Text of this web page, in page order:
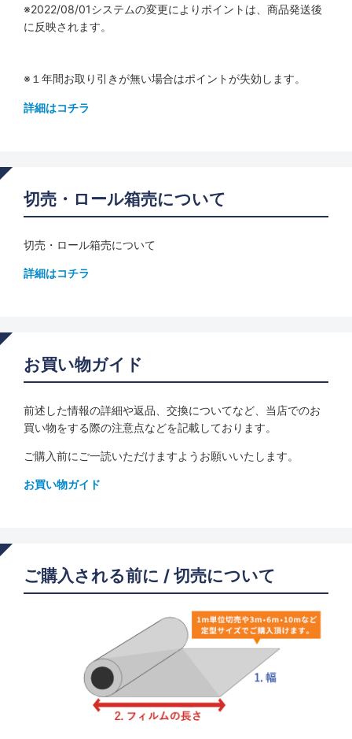
※2022/08/01システムの変更によりポイントは、商品発送後
に反映されます。
※１年間お取り引きが無い場合はポイントが失効します。
詳細はコチラ
切売・ロール箱売について
切売・ロール箱売について
詳細はコチラ
お買い物ガイド
前述した情報の詳細や返品、交換についてなど、当店でのお
買い物をする際の注意点などを記載しております。
ご購入前にご一読いただけますようお願いいたします。
お買い物ガイド
ご購入される前に / 切売について